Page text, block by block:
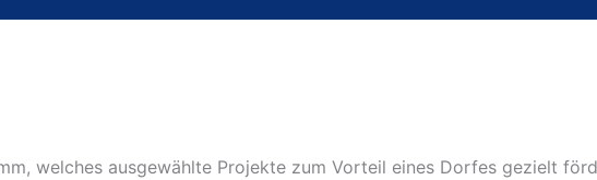
welches ausgewählte Projekte zum Vorteil eines Dorfes gezielt